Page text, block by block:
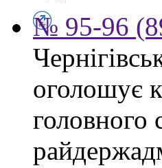
№ 95-96
оголошує
головного